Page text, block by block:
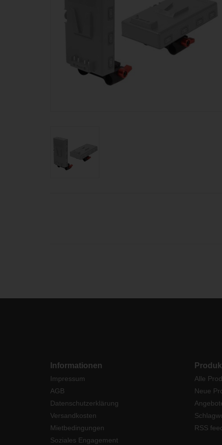
Informationen
Impressum
AGB
Datenschutzerklärung
Versandkosten
Mietbedingungen
Soziales Engagement
Alle
Neue
RSS